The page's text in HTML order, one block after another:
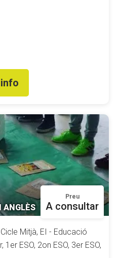
ANGLÈS
Preu
A consultar
Mitjà, EI - Educació
1er ESO, 2on ESO, 3er ESO,